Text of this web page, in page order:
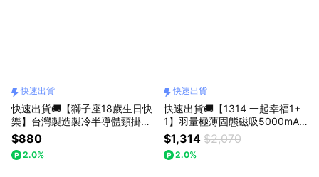
快速出貨
快速出貨🚚【獅子座18歲生日快
樂】台灣製造製冷半導體頸掛摺
疊手持掛勾風扇RK18 RASTO
$880
2.0%
快速出貨
快速出貨🚚【1314 一起幸福1+
1】羽量極薄固態磁吸5000mAh
行動電源RB69 + 半導體高速製
冷手持風扇RK24 RASTO
$1,314 $2,070
2.0%